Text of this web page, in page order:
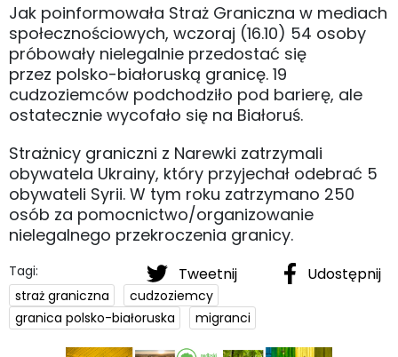
Jak poinformowała Straż Graniczna w mediach
społecznościowych, wczoraj (16.10) 54 osoby
próbowały nielegalnie przedostać się
przez polsko-białoruską granicę. 19
cudzoziemców podchodziło pod barierę, ale
ostatecznie wycofało się na Białoruś.
Strażnicy graniczni z Narewki zatrzymali
obywatela Ukrainy, który przyjechał odebrać 5
obywateli Syrii. W tym roku zatrzymano 250
osób za pomocnictwo/organizowanie
nielegalnego przekroczenia granicy.
Tweetnij Udostępnij
Tagi:
straż graniczna
cudzoziemcy
granica polsko-białoruska
migranci